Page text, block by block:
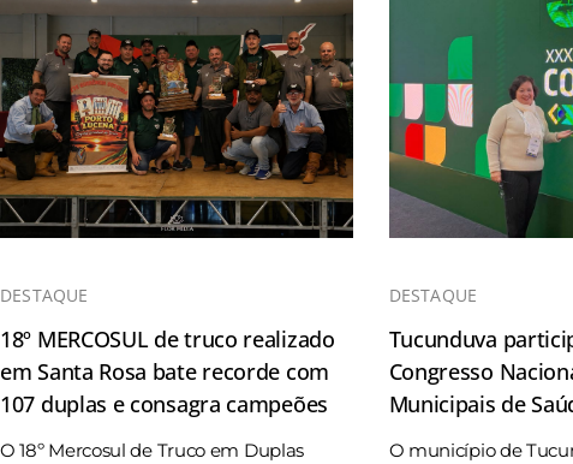
DESTAQUE
18º MERCOSUL de truco realizado
em Santa Rosa bate recorde com
107 duplas e consagra campeões
O 18º Mercosul de Truco em Duplas
DESTAQUE
Tucunduva
Congresso
Municipais de
O município de